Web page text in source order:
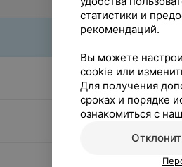
статистики и
рекомендаций.
Вы можете
cookie или
Для получения
сроках и порядке
ознакомиться с